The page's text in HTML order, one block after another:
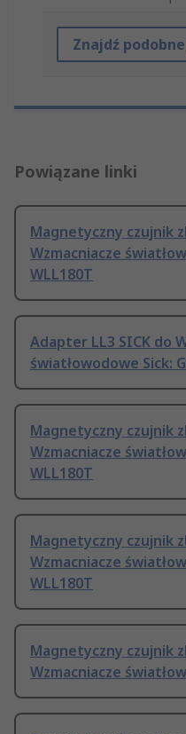
Znajdź
Powiązane linki
Magnetyczny czujnik
Wzmacniacze
WLL180T
Adapter LL3 SICK do
światłowodowe Sick:
Magnetyczny czujnik
Wzmacniacze
WLL180T
Magnetyczny czujnik
Wzmacniacze
WLL180T
Magnetyczny czujnik
Wzmacniacze